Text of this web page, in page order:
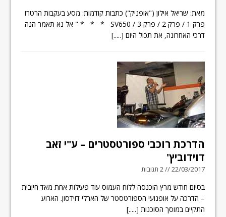
מאת: שריאל אילון ("אופניק") כתבות קודמות: מסע בעקבות הרטרו
פרק 1 / פרק 2 / פרק 3 / SV650 * * * " אל נא תאמר הנה
דרכי האחרונה, את תכול היום [.....]
הדרכת רוכבי ספורטסטרים – ע"י זאב
דוידוביץ'
22/03/2017 // 2 תגובות
בסיום חודש מרץ הוכנסה ללוח העמוס עוד פעילות אחת מאד חיובית
– הדרכה על אופנועי הספורטסטר של הארלי דוידסון. הארוע
התקיים במוסך הסוכנות [.....]